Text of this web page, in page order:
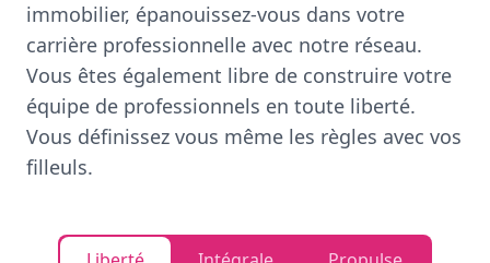
immobilier, épanouissez-vous dans votre
carrière professionnelle avec notre réseau.
Vous êtes également libre de construire votre
équipe de professionnels en toute liberté.
Vous définissez vous même les règles avec vos
filleuls.